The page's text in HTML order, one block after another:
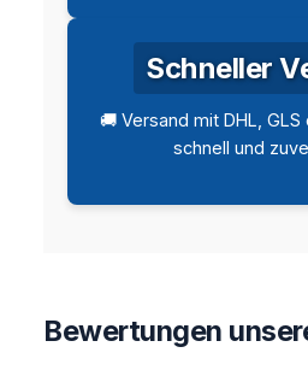
Schneller
🚚 Versand mit DHL,
schnell und
Bewertungen